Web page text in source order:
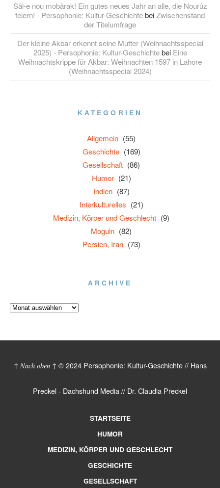
Sâl-e nou mobârak! Ein gutes neues Jahr an alle, die Nourûz
feiern! - Persophonie: Kultur-GeschichtebeiZwischenstand
der Titelumfrage
Der kleine Akbar erkennt seine Mutter (Weihnachtsspecial
2025) - Persophonie: Kultur-Geschichtebei Eine
Weihnachtskrippe für Akbar: Weihnachten 1597 in Lahore
(Weihnachtsspecial 2024)
KATEGORIEN
Allgemein (55)
Geschichte (169)
Gesellschaft (86)
Humor (21)
Indien (87)
Interkulturelles (21)
Medizin, Körper und Geschlecht (9)
Moguln (82)
Persien, Iran (73)
ARCHIVE
↑ Nach oben ↑ © 2024 Persophonie: Kultur-Geschichte // Hans
Preckel - Dachshund Media // Dr. Claudia Preckel
STARTSEITE
HUMOR
MEDIZIN, KÖRPER UND GESCHLECHT
GESCHICHTE
GESELLSCHAFT